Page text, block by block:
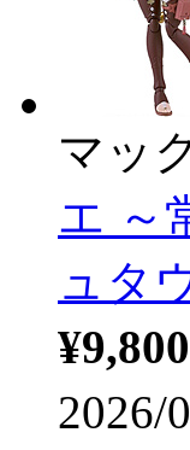
マッ
エ ～
ュタ
¥9,800
2026/